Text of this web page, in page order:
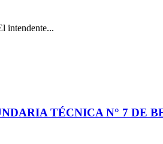
intendente...
TÉCNICA N° 7 DE